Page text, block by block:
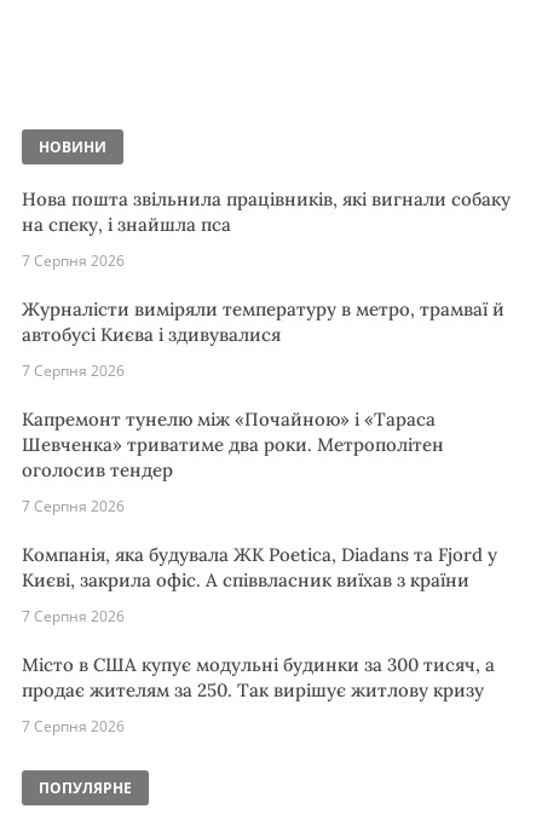
НОВИНИ
Нова пошта звільнила працівників, які вигнали собаку
на спеку, і знайшла пса
7 Серпня 2026
Журналісти виміряли температуру в метро, трамваї й
автобусі Києва і здивувалися
7 Серпня 2026
Капремонт тунелю між «Почайною» і «Тараса
Шевченка» триватиме два роки. Метрополітен
оголосив тендер
7 Серпня 2026
Компанія, яка будувала ЖК Poetica, Diadans та Fjord у
Києві, закрила офіс. А співвласник виїхав з країни
7 Серпня 2026
Місто в США купує модульні будинки за 300 тисяч, а
продає жителям за 250. Так вирішує житлову кризу
7 Серпня 2026
ПОПУЛЯРНЕ